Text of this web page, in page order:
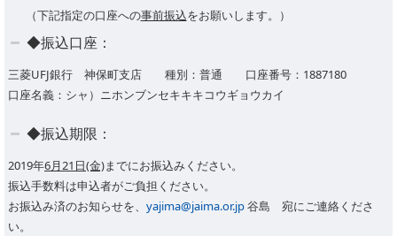
（下記指定の口座への事前振込をお願いします。）
◆振込口座：
三菱UFJ銀行 神保町支店 種別：普通 口座番号：1887180
口座名義：シャ）ニホンブンセキキキコウギョウカイ
◆振込期限：
2019年6月21日(金)までにお振込みください。
振込手数料は申込者がご負担ください。
お振込み済のお知らせを、 yajima@jaima.or.jp谷島 宛にご連絡くださ
い。